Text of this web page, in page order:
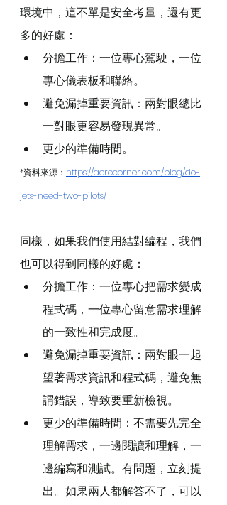
環境中，這不單是安全考量，還有更
多的好處：
分擔工作：一位專心駕駛，一位
專心儀表板和聯絡。
避免漏掉重要資訊：兩對眼總比
一對眼更容易發現異常。
更少的準備時間。
*資料來源： https://aerocorner.com/blog/do-
jets-need-two-pilots/
同樣，如果我們使用結對編程，我們
也可以得到同樣的好處：
分擔工作：一位專心把需求變成
程式碼，一位專心留意需求理解
的一致性和完成度。
避免漏掉重要資訊：兩對眼一起
望著需求資訊和程式碼，避免無
謂錯誤，導致要重新檢視。
更少的準備時間：不需要先完全
理解需求，一邊閱讀和理解，一
邊編寫和測試。有問題，立刻提
出。如果兩人都解答不了，可以